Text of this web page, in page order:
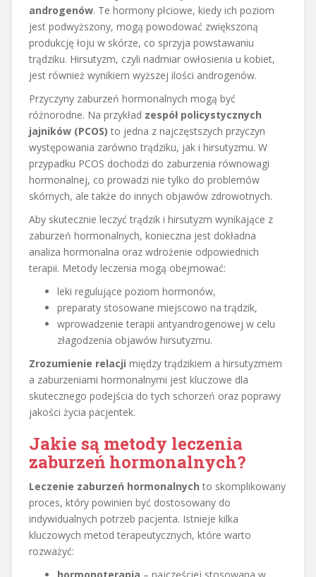
androgenów. Te hormony płciowe, kiedy ich poziom
jest podwyższony, mogą powodować zwiększoną
produkcję łoju w skórze, co sprzyja powstawaniu
trądziku. Hirsutyzm, czyli nadmiar owłosienia u kobiet,
jest również wynikiem wyższej ilości androgenów.
Przyczyny zaburzeń hormonalnych mogą być
różnorodne. Na przykład zespół policystycznych
jajników (PCOS) to jedna z najczęstszych przyczyn
występowania zarówno trądziku, jak i hirsutyzmu. W
przypadku PCOS dochodzi do zaburzenia równowagi
hormonalnej, co prowadzi nie tylko do problemów
skórnych, ale także do innych objawów zdrowotnych.
Aby skutecznie leczyć trądzik i hirsutyzm wynikające z
zaburzeń hormonalnych, konieczna jest dokładna
analiza hormonalna oraz wdrożenie odpowiednich
terapii. Metody leczenia mogą obejmować:
leki regulujące poziom hormonów,
preparaty stosowane miejscowo na trądzik,
wprowadzenie terapii antyandrogenowej w celu
złagodzenia objawów hirsutyzmu.
Zrozumienie relacji między trądzikiem a hirsutyzmem
a zaburzeniami hormonalnymi jest kluczowe dla
skutecznego podejścia do tych schorzeń oraz poprawy
jakości życia pacjentek.
Jakie są metody leczenia
zaburzeń hormonalnych?
Leczenie zaburzeń hormonalnych to skomplikowany
proces, który powinien być dostosowany do
indywidualnych potrzeb pacjenta. Istnieje kilka
kluczowych metod terapeutycznych, które warto
rozważyć:
hormonoterapia – najczęściej stosowana w